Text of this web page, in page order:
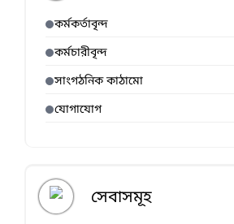
কর্মকর্তাবৃন্দ
কর্মচারীবৃন্দ
সাংগঠনিক কাঠামো
যোগাযোগ
সেবাসমূহ